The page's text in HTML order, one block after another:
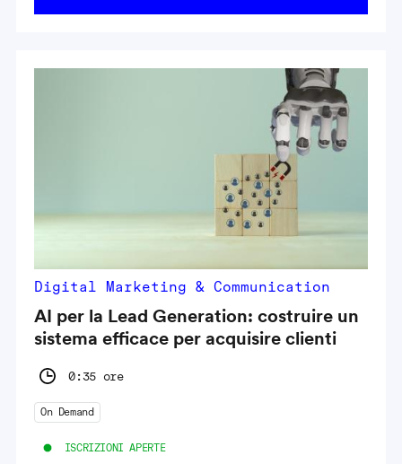
Digital Marketing & Communication
AI per la Lead Generation: costruire un
sistema efficace per acquisire clienti
0:35 ore
On Demand
ISCRIZIONI APERTE